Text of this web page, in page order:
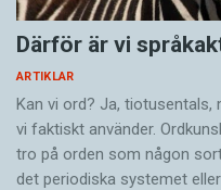
Därför är vi
ARTIKLAR
Kan vi ord? Ja, tiotusentals,
vi faktiskt använder.
tro på orden som någon
det periodiska systemet